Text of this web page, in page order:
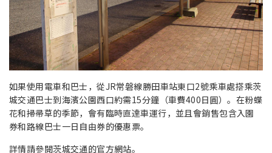
如果使用電車和巴士，從JR常磐線勝田車站東口2號乘車處搭乘茨
城交通巴士到海濱公園西口約需15分鐘（車費400日圓）。在粉蝶
花和掃帚草的季節，會有臨時直達車運行，並且會銷售包含入園
券和路線巴士一日自由券的優惠票。
詳情請參閱茨城交通的官方網站。